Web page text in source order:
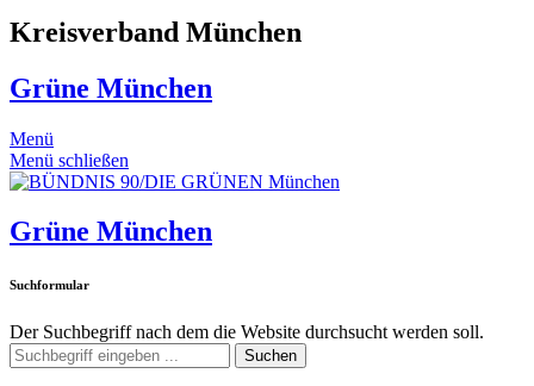
Kreisverband München
Grüne München
Menü
Menü schließen
Grüne München
Suchformular
Der Suchbegriff nach dem die Website durchsucht werden soll.
Suchen